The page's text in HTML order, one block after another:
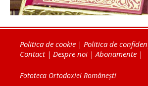
Politica de cookie | Politica de
Contact| Despre noi | Abonamente |
Fototeca Ortodoxiei Românești